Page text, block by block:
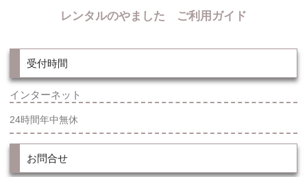
レンタルのやました ご利用ガイド
受付時間
インターネット
24時間年中無休
お問合せ